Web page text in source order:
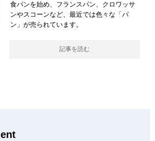
食パンを始め、フランスパン、クロワッサ
ンやスコーンなど、最近では色々な「パ
ン」が売られています。
記事を読む